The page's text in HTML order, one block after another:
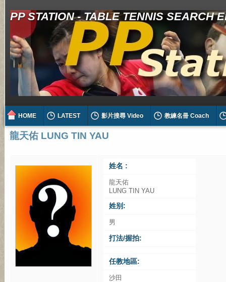
PP STATION - TABLE TENNIS SEARCH
HOME LATEST 影片搜尋 Video 教練名冊 Coach
龍天佑 LUNG TIN YAU
姓名 :
龍天佑
LUNG TIN YAU
姓别:
男
打法/握拍:
任教地區:
沙田